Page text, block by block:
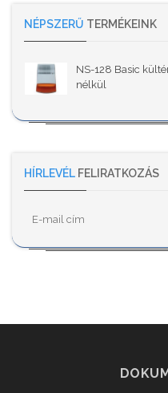
NÉPSZERŰ TERMÉKEINK
NS-128 Basic
nélkül
HÍRLEVÉL FELIRATKOZÁS